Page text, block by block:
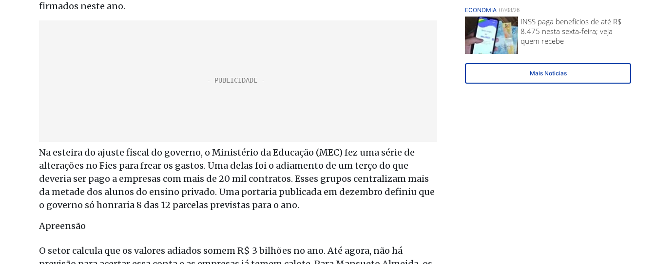
firmados neste ano.
Na esteira do ajuste fiscal do governo, o Ministério da Educação (MEC) fez uma série de
alterações no Fies para frear os gastos. Uma delas foi o adiamento de um terço do que
deveria ser pago a empresas com mais de 20 mil contratos. Esses grupos centralizam mais
da metade dos alunos do ensino privado. Uma portaria publicada em dezembro definiu que
o governo só honraria 8 das 12 parcelas previstas para o ano.
Apreensão
O setor calcula que os valores adiados somem R$ 3 bilhões no ano. Até agora, não há